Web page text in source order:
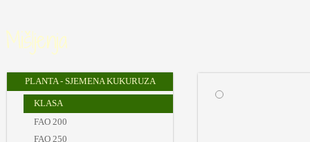
Mišljenja
PLANTA - SJEMENA KUKURUZA
KLASA
FAO 200
FAO 250